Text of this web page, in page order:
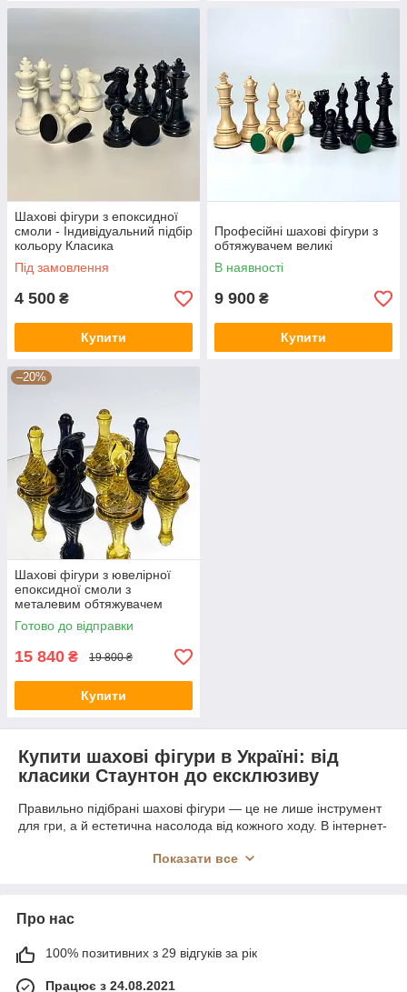
Шахові фігури з епоксидної
смоли - Індивідуальний підбір
кольору Класика
Під замовлення
4 500 ₴
Купити
Професійні шахові фігури з
обтяжувачем великі
В наявності
9 900 ₴
Купити
–20%
Шахові фігури з ювелірної
епоксидної смоли з
металевим обтяжувачем
Готово до відправки
15 840 ₴ 19 800 ₴
Купити
Купити шахові фігури в Україні: від
класики Стаунтон до ексклюзиву
Правильно підібрані шахові фігури — це не лише інструмент
для гри, а й естетична насолода від кожного ходу. В інтернет-
відповідають як турнірним вимогам, так і вимогам високого
Асортимент матеріалів та виконання
Ми зібрали колекцію фігур, виготовлених із преміальних
Показати все
Про нас
100% позитивних з 29 відгуків за рік
Працює з 24.08.2021